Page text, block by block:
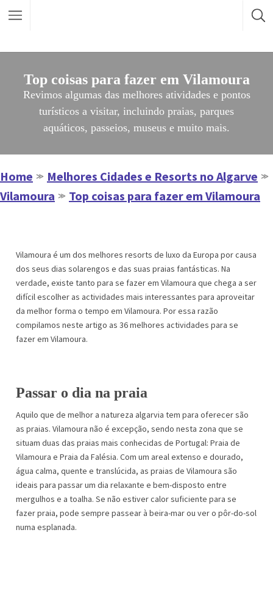
Top coisas para fazer em Vilamoura
Revimos algumas das melhores atividades e pontos
turísticos a visitar, incluindo praias, parques
aquáticos, passeios, museus e muito mais.
Home ≫ Melhores Cidades e Resorts no Algarve ≫
Vilamoura ≫ Top coisas para fazer em Vilamoura
Vilamoura é um dos melhores resorts de luxo da Europa por causa
dos seus dias solarengos e das suas praias fantásticas. Na
verdade, existe tanto para se fazer em Vilamoura que chega a ser
difícil escolher as actividades mais interessantes para aproveitar
da melhor forma o tempo em Vilamoura. Por essa razão
compilamos neste artigo as 36 melhores actividades para se
fazer em Vilamoura.
Passar o dia na praia
Aquilo que de melhor a natureza algarvia tem para oferecer são
as praias. Vilamoura não é excepção, sendo nesta zona que se
situam duas das praias mais conhecidas de Portugal: Praia de
Vilamoura e Praia da Falésia. Com um areal extenso e dourado,
água calma, quente e translúcida, as praias de Vilamoura são
ideais para passar um dia relaxante e bem-disposto entre
mergulhos e a toalha. Se não estiver calor suficiente para se
fazer praia, pode sempre passear à beira-mar ou ver o pôr-do-sol
numa esplanada.